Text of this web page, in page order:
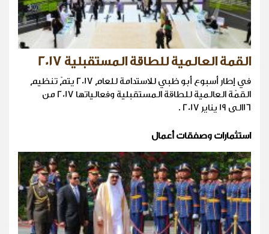
القمة العالمية للطاقة المستقبلية 2017
في إطار أسبوع أبو ظبي للاستدامة للعام 2017 يتمّ تنظيم
القمّة العالمية للطاقة المستقبلية وفعالياتها 2017 من
16الى 19 يناير 2017 .
استثمارات وصفقات أعمال